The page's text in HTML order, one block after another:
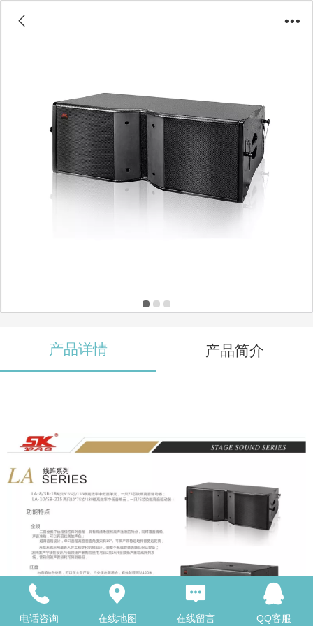
产品详情 产品简介
电话咨询 在线地图 在线留言 QQ客服